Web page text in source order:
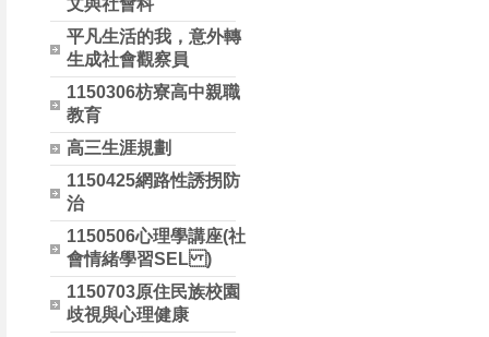
文與社會科
平凡生活的我，意外轉
生成社會觀察員
1150306枋寮高中親職
教育
高三生涯規劃
1150425網路性誘拐防
治
1150506心理學講座(社
會情緒學習SEL )
1150703原住民族校園
歧視與心理健康